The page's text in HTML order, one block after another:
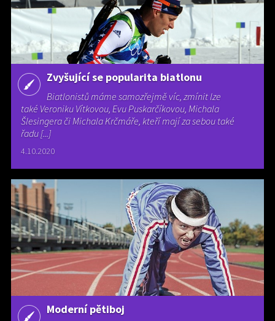
Zvyšující se popularita biatlonu
Biatlonistů máme samozřejmě víc, zmínit lze
také Veroniku Vítkovou, Evu Puskarčíkovou, Michala
Šlesingera či Michala Krčmáře, kteří mají za sebou také
řadu [...]
4.10.2020
Moderní pětiboj